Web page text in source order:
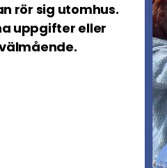
rör sig utomhus.
uppgifter eller